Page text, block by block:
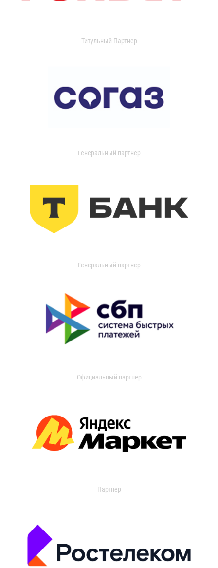
Титульный Партнер
Генеральный партнер
Генеральный партнер
Официальный партнер
Партнер